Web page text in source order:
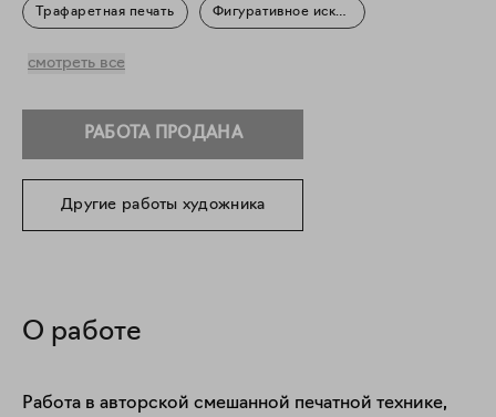
Трафаретная печать Фигуративное искусство
смотреть все
РАБОТА ПРОДАНА
Другие работы художника
О работе
Работа в авторской смешанной печатной технике,